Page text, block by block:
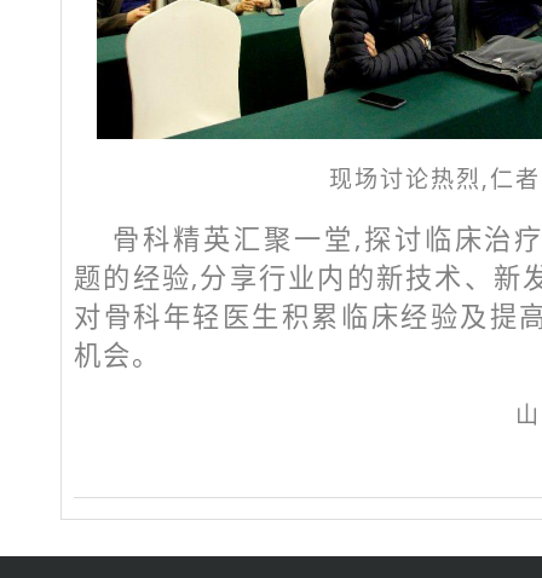
现场讨论热烈,仁
骨科精英汇聚一堂,探讨临床治
题的经验,分享行业内的新技术、新
对骨科年轻医生积累临床经验及提
机会。